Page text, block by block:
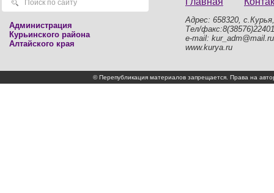
Администрация
Курьинского района
Алтайского края
Адрес: 658320,
Тел/факс:8(38576)22401
e-mail: kur_adm@mail.ru
www.kurya.ru
© Перепубликация материалов запрещается. Права